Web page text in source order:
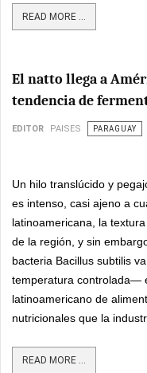
READ MORE ...
El natto llega a
tendencia de
EDITOR PAISES PARAGUAY
Un hilo translúcido y
es intenso, casi ajeno a
latinoamericana, la
de la región, y sin
bacteria Bacillus subtilis
temperatura controlada—
latinoamericano de
nutricionales que la
READ MORE ...